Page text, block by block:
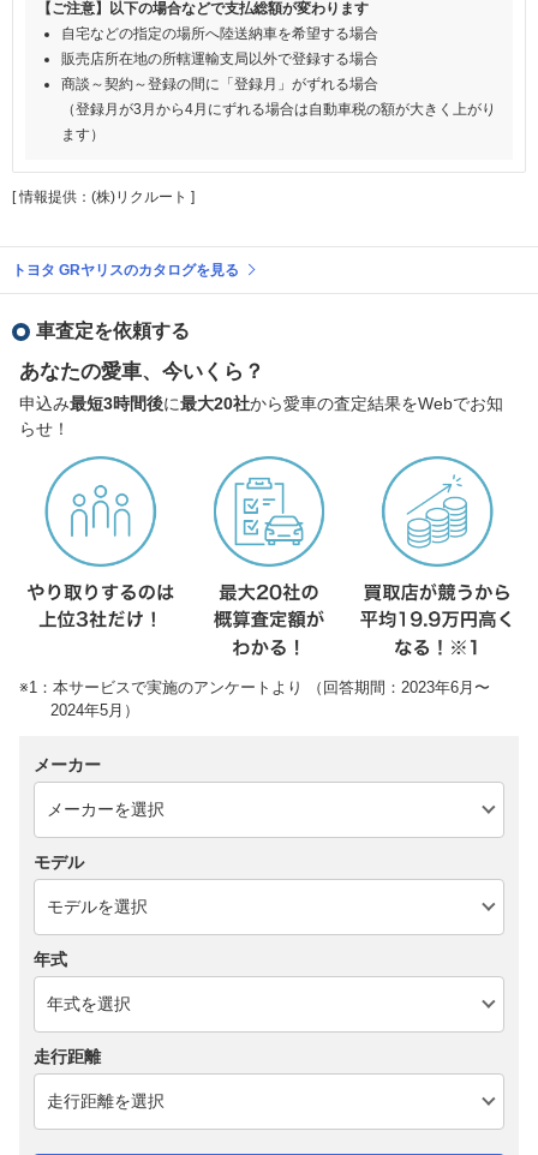
【ご注意】以下の場合などで支払総額が変わります
自宅などの指定の場所へ陸送納車を希望する場合
販売店所在地の所轄運輸支局以外で登録する場合
商談～契約～登録の間に「登録月」がずれる場合
（登録月が3月から4月にずれる場合は自動車税の額が大きく上がり
ます）
[ 情報提供：(株)リクルート ]
トヨタ GRヤリスのカタログを見る
車査定を依頼する
あなたの愛車、今いくら？
申込み最短3時間後に最大20社から愛車の査定結果をWebでお知
らせ！
※1：本サービスで実施のアンケートより （回答期間：2023年6月〜
2024年5月）
メーカー
モデル
年式
走行距離